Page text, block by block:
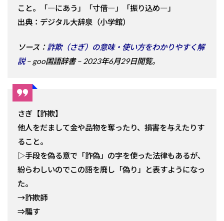
こと。「―にあう」「寸借―」「振り込め―」
出典：デジタル大辞泉（小学館）
ソース： 詐欺（さぎ）の意味・使い方をわかりやすく解
説– goo国語辞書 – 2023年6月29日閲覧。
さぎ【詐欺】
他人をだまして金や品物を奪ったり、損害を与えたりす
ること。
▷手段を偽る意で「詐偽」の字を使った法律もあるが、
紛らわしいのでこの語を廃し「偽り」と表すようになっ
た。
→詐欺師
⇒騙す